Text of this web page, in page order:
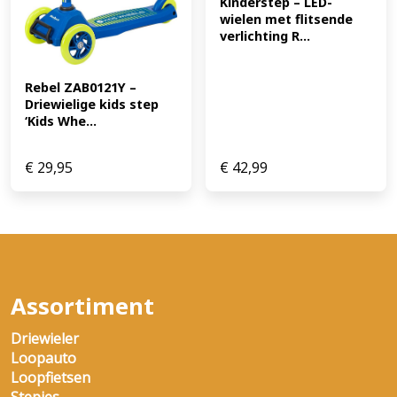
Rebel ZAB0121Y –
Driewielige kids step
‘Kids Whe...
€ 29,95
wielen met flitsende
verlichting R...
€ 42,99
Assortiment
Driewieler
Loopauto
Loopfietsen